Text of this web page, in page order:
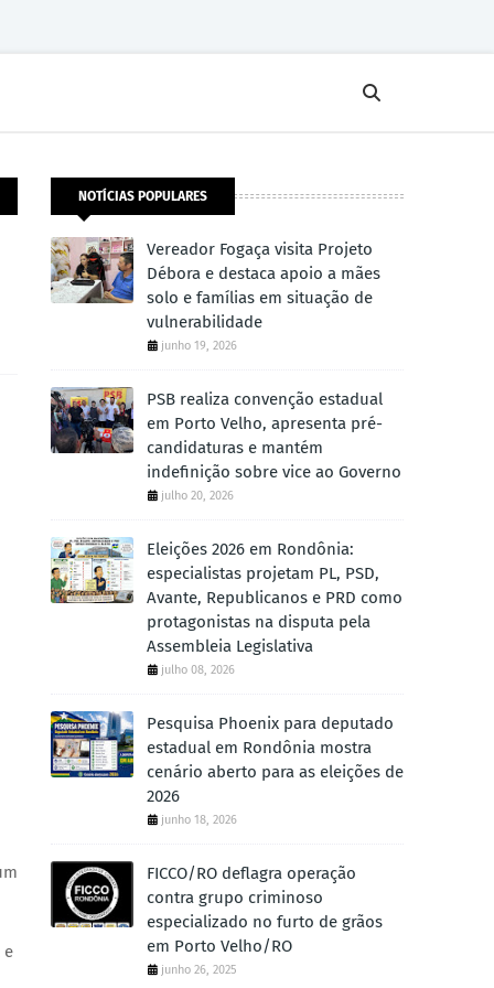
e
NOTÍCIAS POPULARES
Vereador Fogaça visita Projeto
Débora e destaca apoio a mães
solo e famílias em situação de
vulnerabilidade
junho 19, 2026
PSB realiza convenção estadual
em Porto Velho, apresenta pré-
candidaturas e mantém
indefinição sobre vice ao Governo
julho 20, 2026
Eleições 2026 em Rondônia:
especialistas projetam PL, PSD,
Avante, Republicanos e PRD como
protagonistas na disputa pela
Assembleia Legislativa
julho 08, 2026
Pesquisa Phoenix para deputado
estadual em Rondônia mostra
cenário aberto para as eleições de
2026
junho 18, 2026
FICCO/RO deflagra operação
contra grupo criminoso
especializado no furto de grãos
em Porto Velho/RO
junho 26, 2025